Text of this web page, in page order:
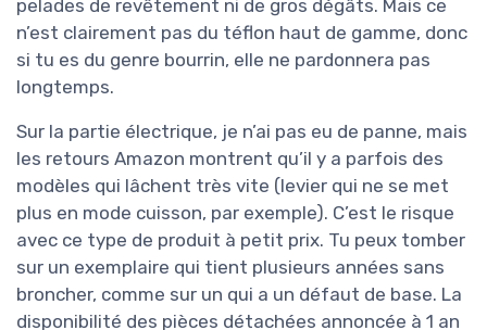
pelades de revêtement ni de gros dégâts. Mais ce
n’est clairement pas du téflon haut de gamme, donc
si tu es du genre bourrin, elle ne pardonnera pas
longtemps.
Sur la partie électrique, je n’ai pas eu de panne, mais
les retours Amazon montrent qu’il y a parfois des
modèles qui lâchent très vite (levier qui ne se met
plus en mode cuisson, par exemple). C’est le risque
avec ce type de produit à petit prix. Tu peux tomber
sur un exemplaire qui tient plusieurs années sans
broncher, comme sur un qui a un défaut de base. La
disponibilité des pièces détachées annoncée à 1 an